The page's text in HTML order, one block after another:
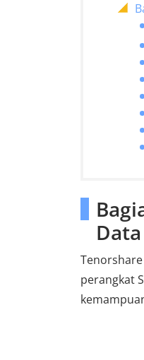
perangkat